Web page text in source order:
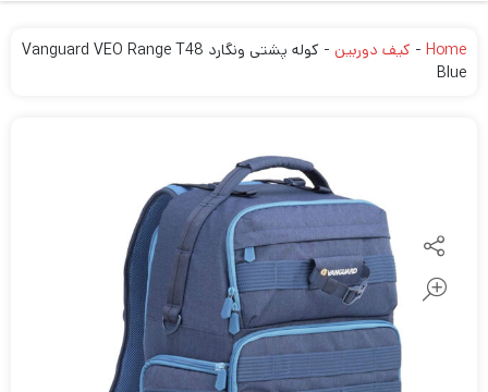
Home
- کیف دوربین -
کوله پشتی ونگارد Vanguard VEO Range T48
Blue